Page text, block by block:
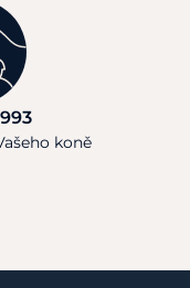
koně